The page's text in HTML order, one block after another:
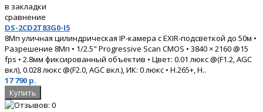
в закладки
сравнение
DS-2CD2T83G0-I5
8Мп уличная цилиндрическая IP-камера с EXIR-подсветкой до 50м •
Разрешение 8Мп • 1/2.5" Progressive Scan CMOS • 3840 × 2160 @15
fps • 2.8мм фиксированный объектив • Цвет: 0.01 люкс @(F1.2, AGC
вкл), 0.028 люкс @(F2.0, AGC вкл.), ИК: 0 люкс • H.265+, H..
17 790 р.